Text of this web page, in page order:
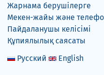
Жарнама берушілерге
Мекен-жайы және
Пайдаланушы келісімі
Құпиялылық саясаты
Русский
English